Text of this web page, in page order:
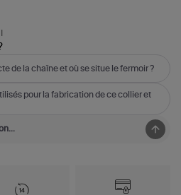
de la chaîne et où se situe le fermoir ?
pour la fabrication de ce collier et